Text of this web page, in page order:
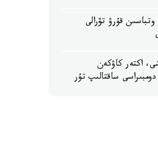
قۇرۋ تۋرالى
اكتەر كاۋكەن
ساقتالىپ تۇر